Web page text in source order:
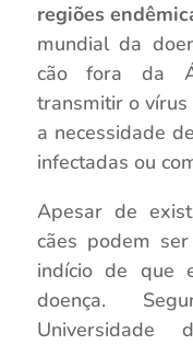
regiões
mundial da
cão fora da
transmitir o
a necessidade
infectadas ou
Apesar de
cães podem
indício de que
doença.